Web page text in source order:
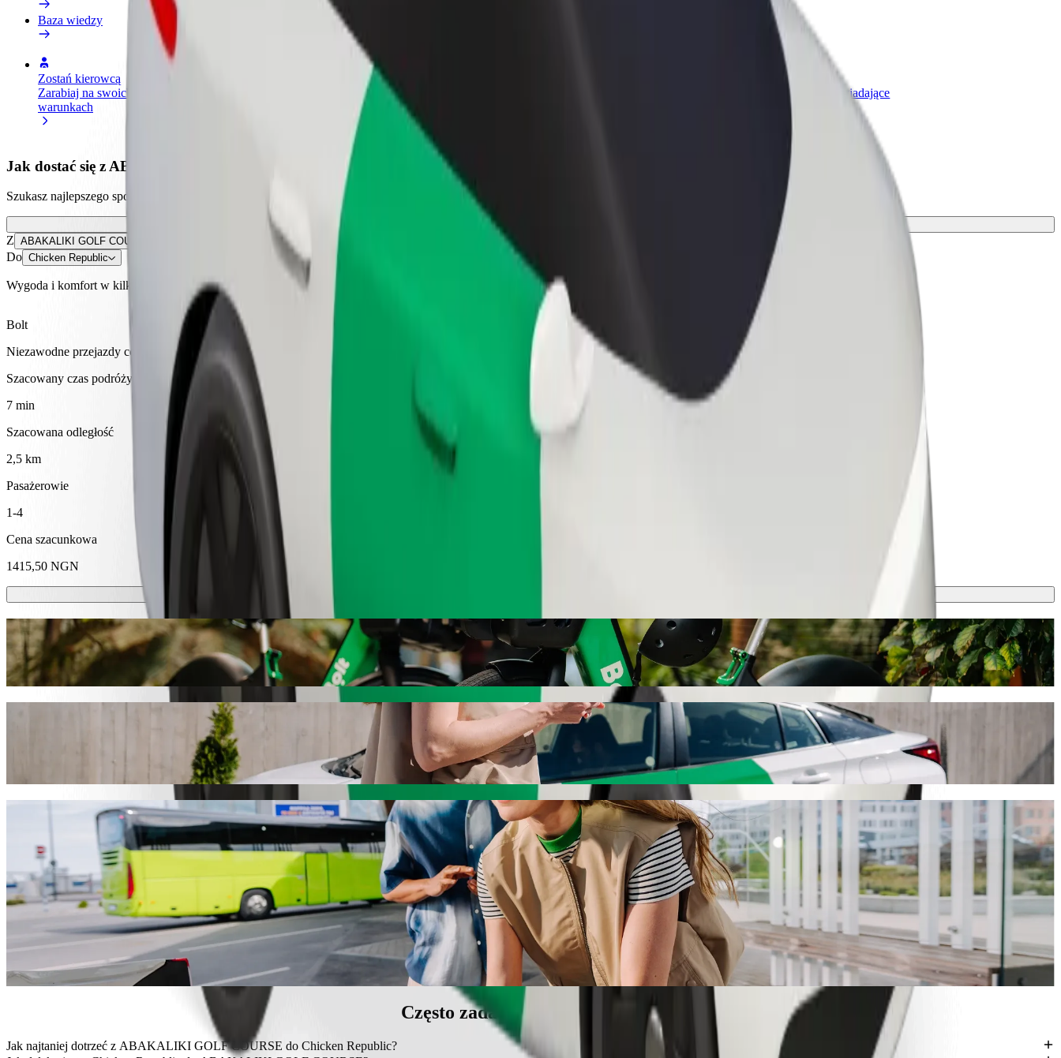
Baza wiedzy
Zostań kierowcą
Zarabiaj na swoich
warunkach
Dodaj swoją restaurację lub sklep
Dotrzyj do większej liczby klientów
i zwiększ zyski
Bolt for Business
Produkty i usługi Bolt odpowiadające
potrzebom Twojej firmy
Jak dostać się z ABAKALIKI GOLF COURSE do Chicken Republic
Szukasz najlepszego sposobu na dotarcie z ABAKALIKI GOLF COURSE do Chicken Republic? Zapoznaj się z naszymi usługami i znajdź dla siebie idealny środek transportu.
Pobierz Bolt Food
Z ABAKALIKI GOLF COURSE
Do Chicken Republic
Wygoda i komfort w kilku kliknięciach!
Bolt
Niezawodne przejazdy codziennymi samochodami średniej wielkości.
Szacowany czas podróży
7 min
Szacowana odległość
2,5 km
Pasażerowie
1-4
Cena szacunkowa
1415,50 NGN
Hulajnóg lub rowerów elektrycznych
Poruszaj się po Abakaliki hulajnogami lub rowerami elektrycznymi
Pobierz aplikację Bolt
Pojedź z ABAKALIKI GOLF COURSE do Chicken Republic z Bolt
Zalecamy przejazd Bolt, jeśli chcesz dotrzeć do Chicken Republic w jak najlepszej cenie. Podróż zajmie ok. 7 min, a jego cena wyniesie ok. 1415,50 NGN NGN. Bez względu na okazję, znajdziemy dla Ciebie
Usługi Bolt, aby dojechać z ABAKALIKI GOLF COURSE do Chicken Republic
Dużo bagażu? Zarezerwuj vany XL, które pomieszczą do 6 osób.
Chcesz dojechać ze stylem? Wypróbuj samochody premium Bolt.
Podróżujesz z dziećmi? Zamów przejazd samochodem z podstawką dla dziecka.
Twój pupil jedzie z Tobą? Wypróbuj nasze przejazdy przyjazne zwierzętom.
Potrzebujesz dodatkowej pomocy? Nasza kategoria Assist oferuje pojazdy dostępne dla wózków inwalidzkich (WAV).
Niedrogie przejazdy? Skorzystaj z kompaktowych samochodów w niższej cenie z Bolt Basic.
Pobierz aplikację Bolt
Często zadawane pytania (FAQ)
Jak najtaniej dotrzeć z ABAKALIKI GOLF COURSE do Chicken Republic?